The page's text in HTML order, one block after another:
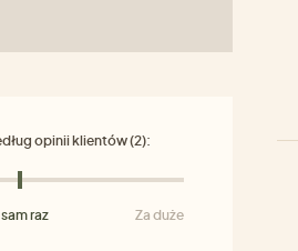
opinii klientów (2):
raz Za duże